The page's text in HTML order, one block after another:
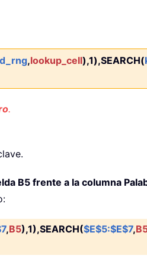
,lookup_cell),1),SEARCH(
.
B5 frente a la columna
,B5),1),SEARCH($E$5:$E$7,